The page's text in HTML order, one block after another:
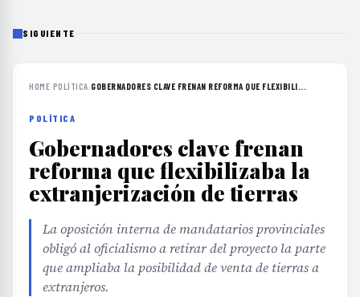
SIGUIENTE
HOME›POLÍTICA›GOBERNADORES CLAVE FRENAN REFORMA QUE FLEXIBILI...
POLÍTICA
Gobernadores clave frenan
reforma que flexibilizaba la
extranjerización de tierras
La oposición interna de mandatarios provinciales
obligó al oficialismo a retirar del proyecto la parte
que ampliaba la posibilidad de venta de tierras a
extranjeros.